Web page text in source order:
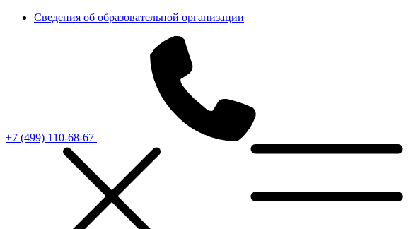
Сведения об образовательной организации
+7 (499) 110-68-67